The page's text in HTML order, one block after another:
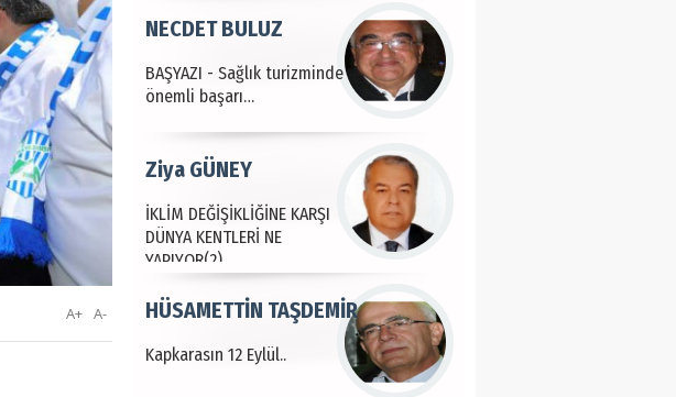
A-
A+
BAŞYAZI - Sağlık turizminde
önemli başarı…
NECDET BULUZ
İKLİM DEĞİŞİKLİĞİNE KARŞI
DÜNYA KENTLERİ NE
YAPIYOR(2)
Ziya GÜNEY
Kapkarasın 12 Eylül..
HÜSAMETTİN TAŞDEMİR